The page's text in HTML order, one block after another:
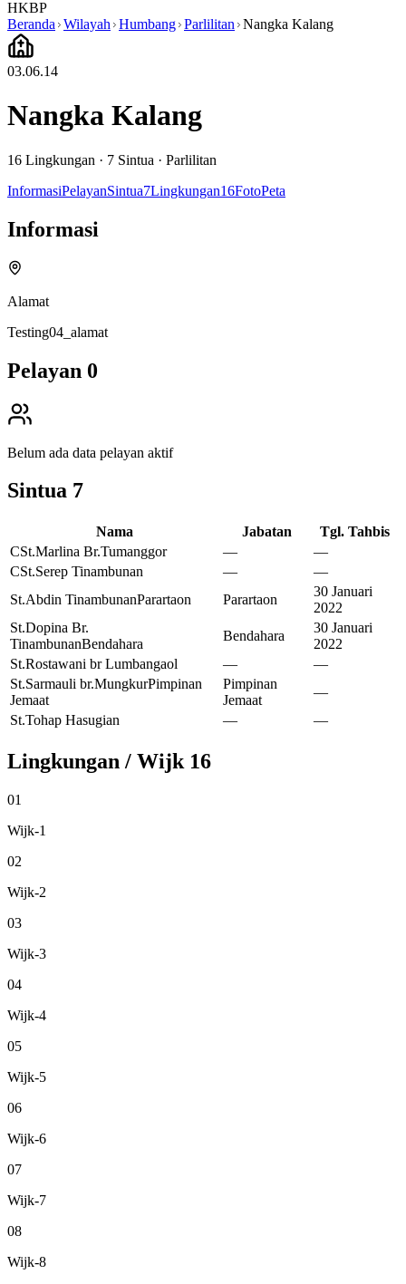
HKBP
Beranda Wilayah Humbang Parlilitan Nangka Kalang
03.06.14
Nangka Kalang
16 Lingkungan · 7 Sintua · Parlilitan
InformasiPelayanSintua7Lingkungan16FotoPeta
Informasi
Alamat
Testing04_alamat
Pelayan 0
Belum ada data pelayan aktif
Sintua 7
Nama Jabatan
Tgl. Tahbis
CSt.Marlina Br.Tumanggor
—
—
CSt.Serep Tinambunan
—
—
St.Abdin TinambunanParartaon Parartaon
30 Januari
2022
St.Dopina Br.
TinambunanBendahara
Bendahara
30 Januari
2022
St.Rostawani br Lumbangaol
—
—
St.Sarmauli br.MungkurPimpinan
Jemaat
Pimpinan
Jemaat
—
St.Tohap Hasugian
— —
Lingkungan / Wijk 16
01
Wijk-1
02
Wijk-2
03
Wijk-3
04
Wijk-4
05
Wijk-5
06
Wijk-6
07
Wijk-7
08
Wijk-8